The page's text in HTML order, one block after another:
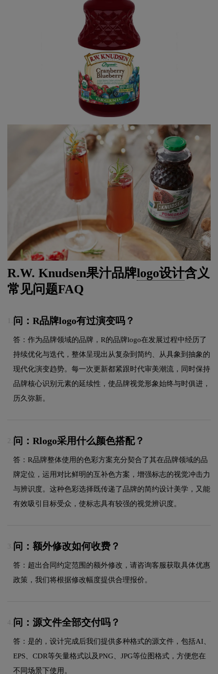
R.W. Knudsen果汁品牌logo设计含义
常见问题FAQ
问：R品牌logo有过演变吗？
答：作为品牌领域的品牌，R的品牌logo在发展过程中经历了
持续优化与迭代，整体呈现出从复杂到简约、从具象到抽象的
现代化演变趋势。每一次更新都紧跟时代审美潮流，同时保持
品牌核心识别元素的延续性，使品牌视觉形象始终与时俱进，
历久弥新。
2. 问：Rlogo采用什么颜色搭配？
答：R品牌整体使用的色彩方案充分契合了其在品牌领域的品
牌定位，运用对比鲜明的互补色方案，增强标志的视觉冲击力
与辨识度。这种色彩选择既传递了品牌的简约设计美学，又能
有效吸引目标受众，使标志具有较强的视觉辨识度。
3. 问：额外修改如何收费？
答：超出合同约定范围的额外修改，请咨询客服获取具体优惠
政策，我们将根据修改幅度提供合理报价。
4. 问：源文件全部交付吗？
答：是的，设计完成后我们提供多种格式的源文件，包括AI、
EPS、CDR等矢量格式以及PNG、JPG等位图格式，方便您在
不同场景下使用。